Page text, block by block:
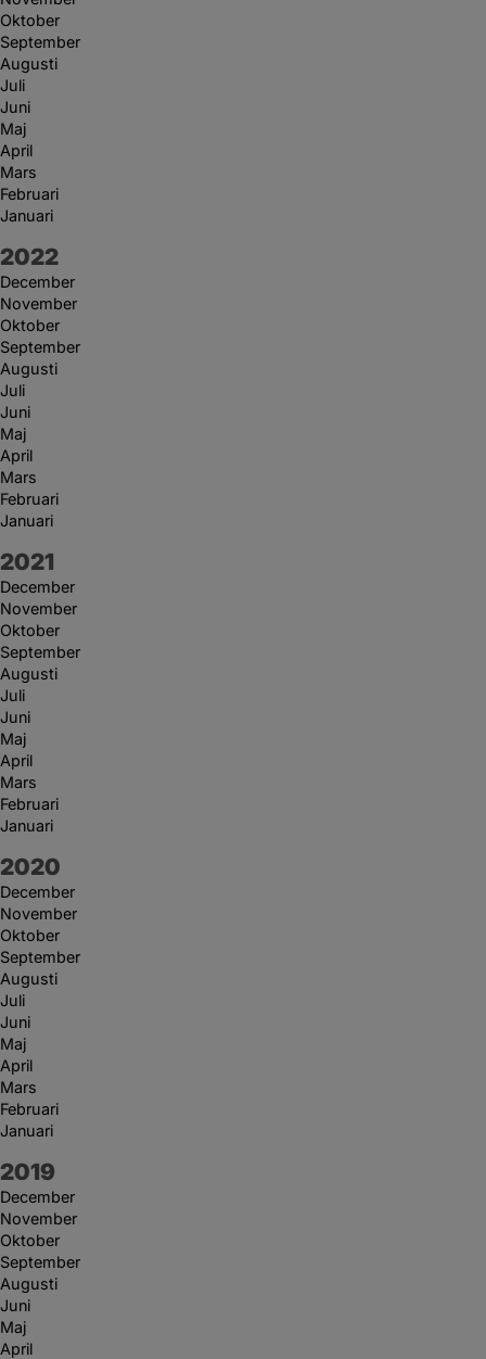
Oktober
September
Augusti
Juli
Juni
Maj
April
Mars
Februari
Januari
År:
2022
December
November
Oktober
September
Augusti
Juli
Juni
Maj
April
Mars
Februari
Januari
År:
2021
December
November
Oktober
September
Augusti
Juli
Juni
Maj
April
Mars
Februari
Januari
År:
2020
December
November
Oktober
September
Augusti
Juli
Juni
Maj
April
Mars
Februari
Januari
År:
2019
December
November
Oktober
September
Augusti
Juni
Maj
April